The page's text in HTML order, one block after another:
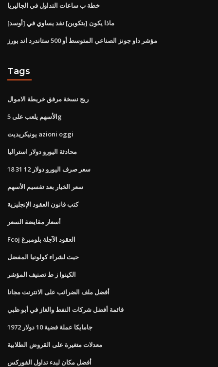
خطة ب ساعات التداول في الجاليريا
ماذا يكون [بتكوين] نقد يساوي في [أوسد]
مؤشر داو جونز الصناعي المتوسط ​​أو 500 ستاندرد اند بورز
Tags
ريج نسخة مرفق خريطة الاموال
الأسهم يلعب على 5g
يونيكريديت azioni oggi
محادثة اليورو دولار استراليا
سعر صرف اليورو دولار 12 31 18
سعر الخيار بعد تقسيم الأسهم
كتب قانون العقود الإنجليزية
أسعار مقايضة السعر
Fcoj العقود الآجلة بلومبرغ
حيث لشراء كولونيا المفضل
الكينوا ز ط تصنيف المؤشر
أفضل ملف الضرائب على الانترنت مجانا
قائمة أفضل شركات النفط والغاز في أبو ظبي
1972 جامايكا عملة فضية 10 دولار
معدلات متغيرة على القروض الطلابية
أفضل مكان لبدء تداول الفوركس